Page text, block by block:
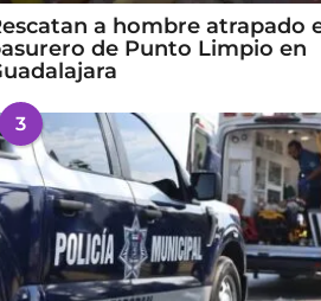
a hombre atrapado
de Punto Limpio en
3